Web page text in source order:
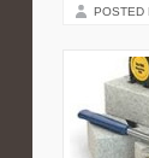
POSTED